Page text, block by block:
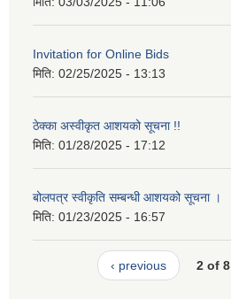
Invitation for Online Bids
मिति: 02/25/2025 - 13:13
ठेक्का अस्वीकृत आशयको सूचना !!
मिति: 01/28/2025 - 17:12
बोलपत्र स्वीकृति सम्बन्धी आशयको सूचना ।
मिति: 01/23/2025 - 16:57
‹ previous 2 of 8